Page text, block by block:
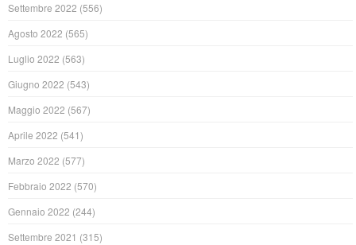
Settembre 2022 (556)
Agosto 2022 (565)
Luglio 2022 (563)
Giugno 2022 (543)
Maggio 2022 (567)
Aprile 2022 (541)
Marzo 2022 (577)
Febbraio 2022 (570)
Gennaio 2022 (244)
Settembre 2021 (315)